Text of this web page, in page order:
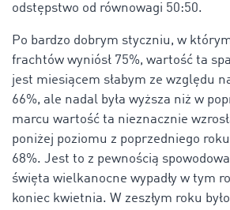
odstępstwo od równowagi 50:50.
Po bardzo dobrym styczniu, w
frachtów wyniósł 75%, wartość ta
jest miesiącem słabym ze względu
66%, ale nadal była wyższa niż w
marcu wartość ta nieznacznie
poniżej poziomu z poprzedniego
68%. Jest to z pewnością
święta wielkanocne wypadły w tym
koniec kwietnia. W zeszłym roku